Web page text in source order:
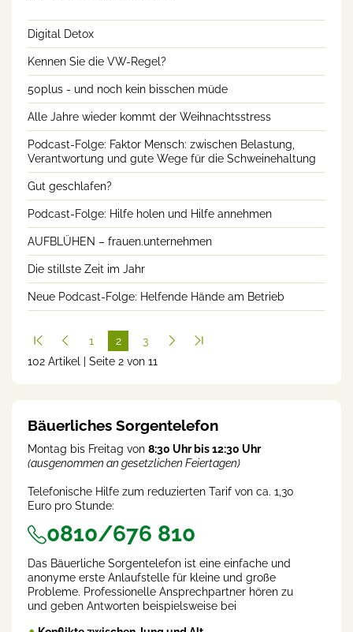
Digital Detox
Kennen Sie die VW-Regel?
50plus - und noch kein bisschen müde
Alle Jahre wieder kommt der Weihnachtsstress
Podcast-Folge: Faktor Mensch: zwischen Belastung,
Verantwortung und gute Wege für die Schweinehaltung
Gut geschlafen?
Podcast-Folge: Hilfe holen und Hilfe annehmen
AUFBLÜHEN – frauen.unternehmen
Die stillste Zeit im Jahr
Neue Podcast-Folge: Helfende Hände am Betrieb
1
2
(cur
3
102 Artikel | Seite 2 von 11
Bäuerliches Sorgentelefon
Montag bis Freitag von 8:30 Uhr bis 12:30 Uhr
(ausgenommen an gesetzlichen Feiertagen)
Telefonische Hilfe zum reduzierten Tarif von ca. 1,30
Euro pro Stunde:
0810/676 810
Das Bäuerliche Sorgentelefon ist eine einfache und
anonyme erste Anlaufstelle für kleine und große
Probleme. Professionelle Ansprechpartner hören zu
und geben Antworten beispielsweise bei